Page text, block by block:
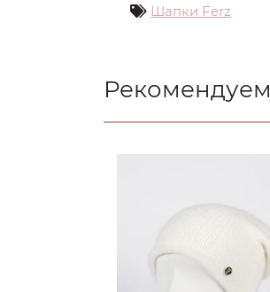
Шапки Ferz
Рекомендуем